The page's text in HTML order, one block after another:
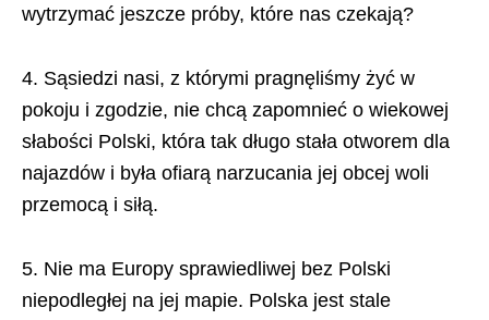
wytrzymać jeszcze próby, które nas czekają?
4. Sąsiedzi nasi, z którymi pragnęliśmy żyć w
pokoju i zgodzie, nie chcą zapomnieć o wiekowej
słabości Polski, która tak długo stała otworem dla
najazdów i była ofiarą narzucania jej obcej woli
przemocą i siłą.
5. Nie ma Europy sprawiedliwej bez Polski
niepodległej na jej mapie. Polska jest stale